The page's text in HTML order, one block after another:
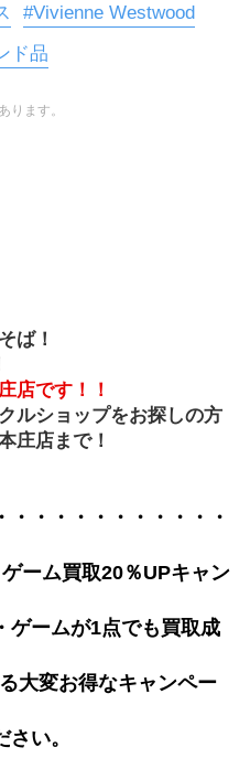
#Vivienne Westwood
ド品
ります。
ば！
店です！！
ルショップをお探しの方
庄店まで！
・・・・・・・・・・・
ーム買取20％UPキャン
ゲームが1点でも買取成
大変お得なキャンペー
い。